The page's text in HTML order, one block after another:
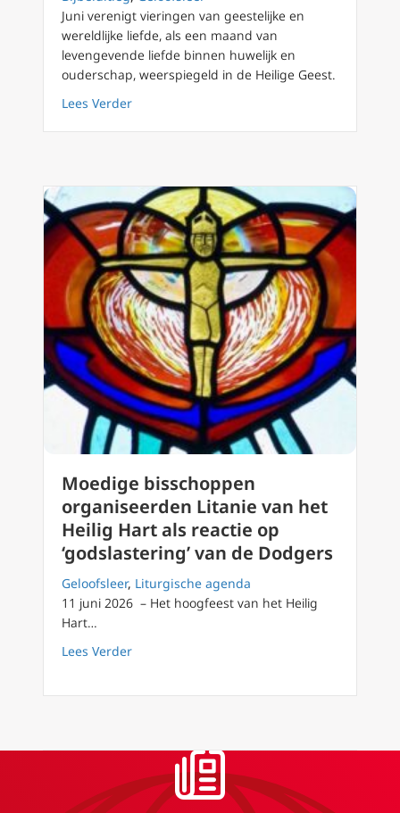
Juni verenigt vieringen van geestelijke en
wereldlijke liefde, als een maand van
levengevende liefde binnen huwelijk en
ouderschap, weerspiegeld in de Heilige Geest.
Lees Verderabout Juni: Pinksteren,
Moedige bisschoppen
organiseerden Litanie van het
Heilig Hart als reactie op
‘godslastering’ van de Dodgers
Geloofsleer, Liturgische agenda
11 juni 2026 – Het hoogfeest van het Heilig
Hart…
Lees Verderabout Moedige bisschoppen organiseerden